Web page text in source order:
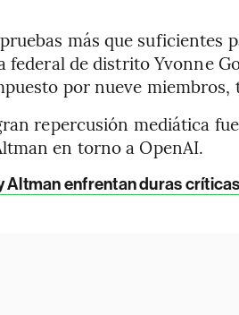
más que suficientes
federal de distrito Yvonne
por nueve
repercusión mediática
en torno a OpenAI.
Altman enfrentan duras